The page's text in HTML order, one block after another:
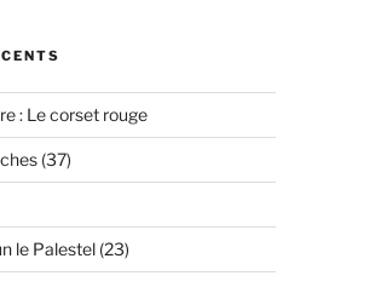
: Le corset rouge
(37)
le Palestel (23)